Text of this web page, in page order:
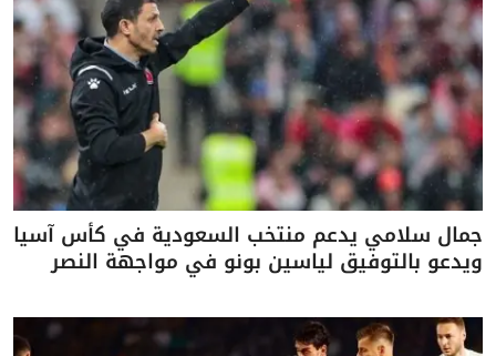
جمال سلامي يدعم منتخب السعودية في كأس آسيا
ويدعو بالتوفيق لياسين بونو في مواجهة النصر